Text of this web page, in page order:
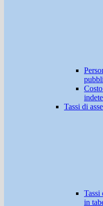
Tassi di
Tassi
in